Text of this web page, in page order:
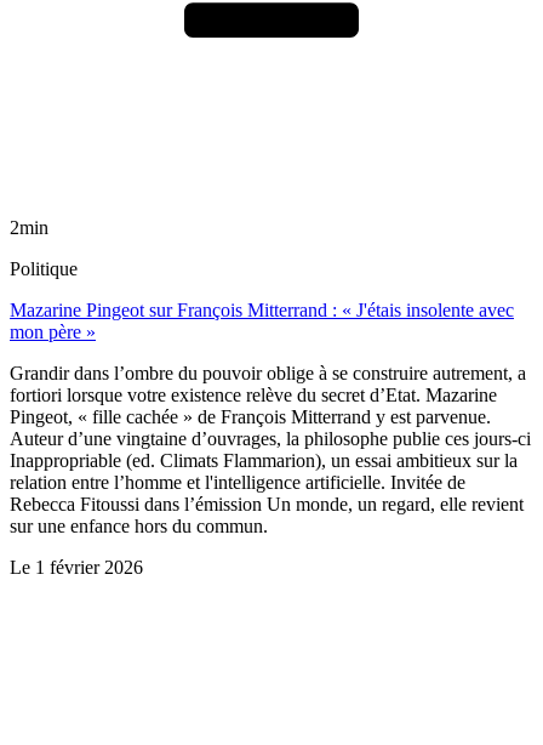
2min
Politique
Mazarine Pingeot sur François Mitterrand : « J'étais insolente avec
mon père »
Grandir dans l’ombre du pouvoir oblige à se construire autrement, a
fortiori lorsque votre existence relève du secret d’Etat. Mazarine
Pingeot, « fille cachée » de François Mitterrand y est parvenue.
Auteur d’une vingtaine d’ouvrages, la philosophe publie ces jours-ci
Inappropriable (ed. Climats Flammarion), un essai ambitieux sur la
relation entre l’homme et l'intelligence artificielle. Invitée de
Rebecca Fitoussi dans l’émission Un monde, un regard, elle revient
sur une enfance hors du commun.
Le 1 février 2026